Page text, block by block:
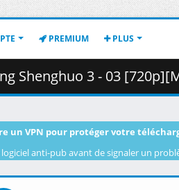
PREMIUM PLUS
03 [720p][Multiple
un VPN pour protéger votre
anti-pub avant de signaler un